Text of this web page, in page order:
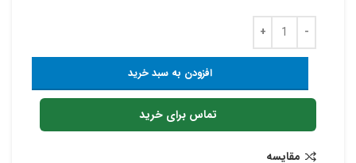
افزودن به سبد خرید
تماس برای خرید
مقایسه